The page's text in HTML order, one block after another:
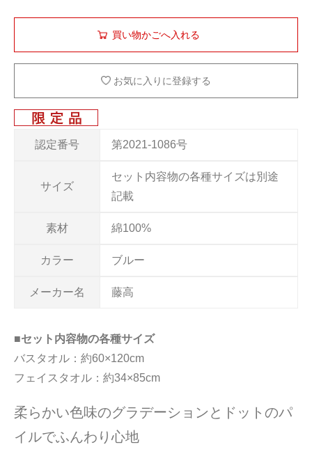
認定番号 第2021-1086号
サイズ
セット内容物の各種サイズは別途
記載
素材 綿100%
カラー ブルー
メーカー名 藤高
お気に入りに登録する
■セット内容物の各種サイズ
バスタオル：約60×120cm
フェイスタオル：約34×85cm
柔らかい色味のグラデーションとドットのパ
イルでふんわり心地